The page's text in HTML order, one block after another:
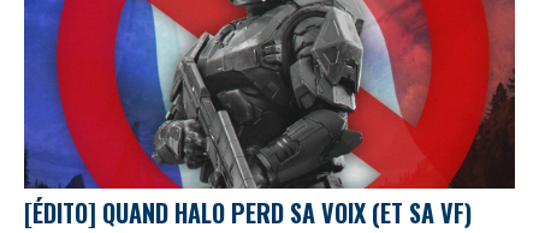
[ÉDITO] QUAND HALO PERD SA VOIX (ET SA VF)